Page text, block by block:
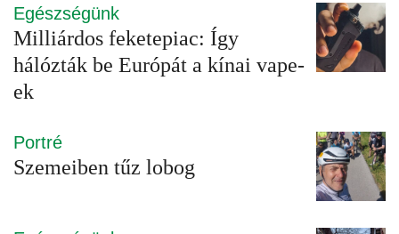
Egészségünk
Milliárdos feketepiac: Így
hálózták be Európát a kínai vape-
ek
Portré
Szemeiben tűz lobog